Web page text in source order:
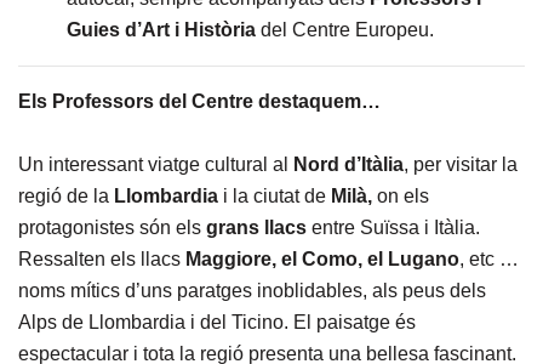
Guies d’Art i Història del Centre Europeu.
Els Professors del Centre destaquem…
Un interessant viatge cultural al Nord d’Itàlia, per visitar la
regió de la Llombardia i la ciutat de Milà, on els
protagonistes són els grans llacs entre Suïssa i Itàlia.
Ressalten els llacs Maggiore, el Como, el Lugano, etc …
noms mítics d’uns paratges inoblidables, als peus dels
Alps de Llombardia i del Ticino. El paisatge és
espectacular i tota la regió presenta una bellesa fascinant.